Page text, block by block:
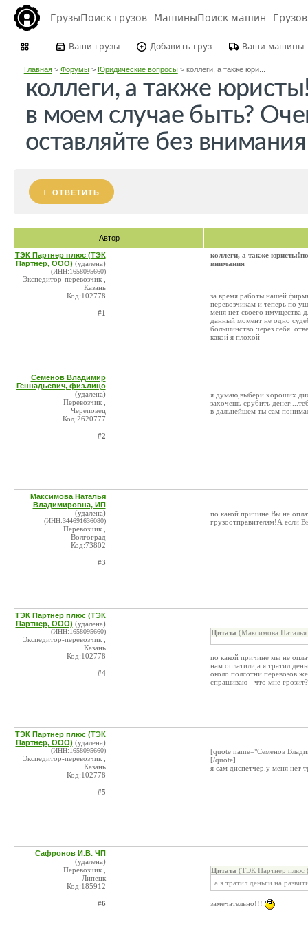
ГрузыПоиск грузов МашиныПоиск машин
Ваши грузы Добавить груз Ваши машины
Главная> Форумы> Юридические вопросы> коллеги, а также юри...
коллеги, а также
в моем случае быть?
оставляйте без внимания
ОТВЕТИТЬ
Автор
ТЭК Партнер плюс (ТЭК
Партнер, ООО) (удалена)
(ИНН:1658095660)
Экспедитор-перевозчик ,
Казань
Код:102778
#1
коллеги, а также
внимания
за время работы нашей
перевозчикам и теперь по
меня нет своего имущества
данный момент не одно
большинство через себя.
какой я плохой
Семенов Владимир
Геннадьевич, физ.лицо
(удалена)
Перевозчик ,
Череповец
Код:2620777
#2
я думаю,выбери хороших
захочешь срубить
в дальнейшем ты сам
Максимова Наталья
Владимировна, ИП
(удалена)
(ИНН:344691636080)
Перевозчик ,
Волгоград
Код:73802
#3
по какой причине Вы не
грузоотправителям!А если
ТЭК Партнер плюс (ТЭК
Партнер, ООО) (удалена)
(ИНН:1658095660)
Экспедитор-перевозчик ,
Казань
Код:102778
#4
Цитата (Максимова
по какой причине мы не
нам оплатили,а я тратил
около полсотни перевозов
спрашиваю - что мне грозит?
ТЭК Партнер плюс (ТЭК
Партнер, ООО) (удалена)
(ИНН:1658095660)
Экспедитор-перевозчик ,
Казань
Код:102778
#5
[quote name="Семенов
[/quote]
я сам диспетчер.у меня нет
Сафронов И.В. ЧП
(удалена)
Перевозчик ,
Липецк
Код:185912
#6
Цитата (ТЭК Партнер плюс
а я тратил деньги на
замечательно!!!